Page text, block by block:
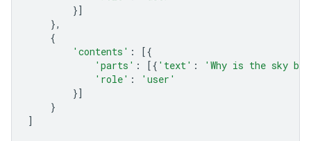
}]
},
{
'contents' :
[{
'parts' : [{ 'text' :
'Why is the sky
'role' :
'user'
}]
}
]